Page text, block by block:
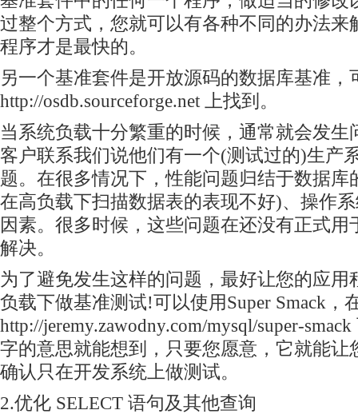
过整个方式，您就可以有各种不同的办法来
程序才是最快的。
另一个基准套件是开放源码的数据库基准，
http://osdb.sourceforge.net 上找到。
当系统负载十分繁重的时候，通常就会发生
客户联系我们说他们有一个(测试过的)生产
题。在很多情况下，性能问题归结于数据库
在高负载下扫描数据表的表现不好)、操作
因素。很多时候，这些问题在还没有正式用
解决。
为了避免发生这样的问题，最好让您的应用
负载下做基准测试!可以使用Super Smack，
http://jeremy.zawodny.com/mysql/super-
字的意思就能想到，只要您愿意，它就能让
确认只在开发系统上做测试。
2.优化 SELECT 语句及其他查询